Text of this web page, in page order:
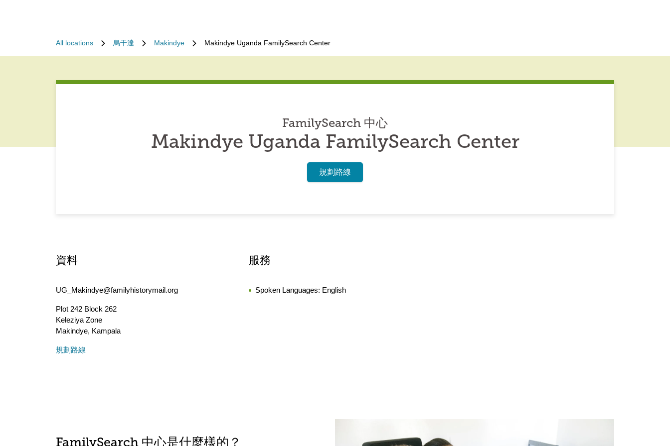
All locations 烏干達 Makindye Makindye Uganda FamilySearch Center
FamilySearch 中心
Makindye Uganda FamilySearch Center
規劃路線
資料
UG_Makindye@familyhistorymail.org
Plot 242 Block 262
Keleziya Zone
Makindye, Kampala
規劃路線
服務
Spoken Languages: English
FamilySearch 中心是什麼樣的？